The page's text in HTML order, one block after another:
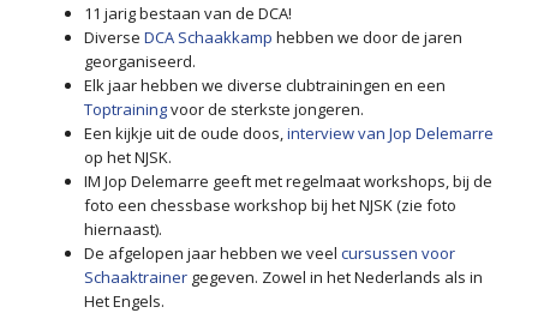
11 jarig bestaan van de DCA!
Diverse DCA Schaakkamp hebben we door de jaren
georganiseerd.
Elk jaar hebben we diverse clubtrainingen en een
Toptrainingvoor de sterkste jongeren.
Een kijkje uit de oude doos, interview van Jop Delemarre
op het NJSK.
IM Jop Delemarre geeft met regelmaat workshops, bij de
foto een chessbase workshop bij het NJSK (zie foto
hiernaast).
De afgelopen jaar hebben we veel cursussen voor
Schaaktrainer gegeven. Zowel in het Nederlands als in
Het Engels.